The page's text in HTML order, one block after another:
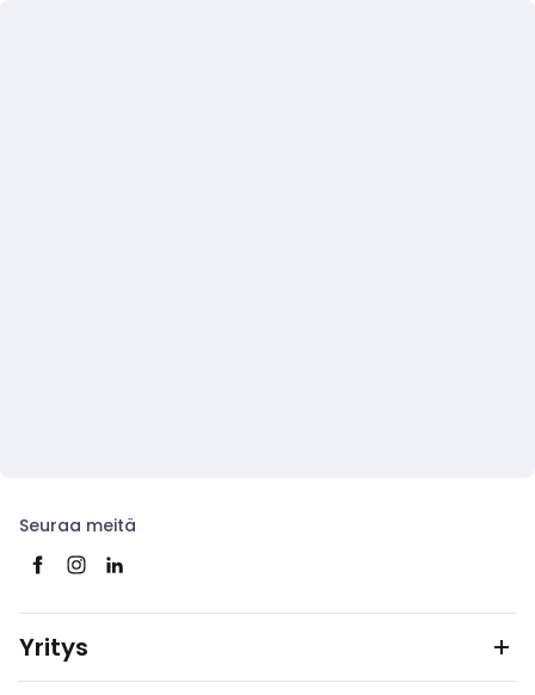
Seuraa meitä
Yritys